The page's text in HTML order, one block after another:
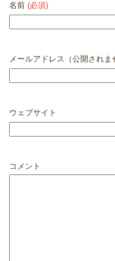
名前 (必須)
メールアドレス（公開されま
ウェブサイト
コメント